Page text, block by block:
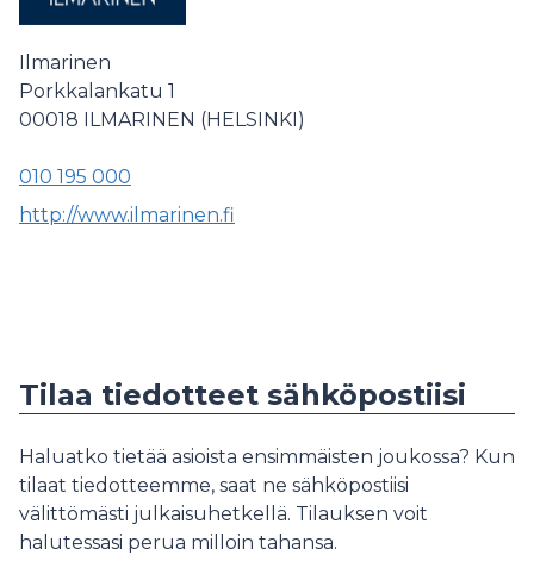
Ilmarinen
Porkkalankatu 1
00018 ILMARINEN (HELSINKI)
010 195 000
http://www.ilmarinen.fi
Tilaa tiedotteet sähköpostiisi
Haluatko tietää asioista ensimmäisten joukossa? Kun
tilaat tiedotteemme, saat ne sähköpostiisi
välittömästi julkaisuhetkellä. Tilauksen voit
halutessasi perua milloin tahansa.